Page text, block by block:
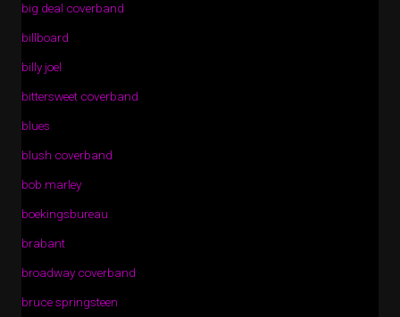
big deal coverband
billboard
billy joel
bittersweet coverband
blues
blush coverband
bob marley
boekingsbureau
brabant
broadway coverband
bruce springsteen